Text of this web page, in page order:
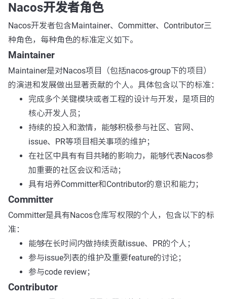
Nacos开发者角色
Nacos开发者包含Maintainer、Committer、Contributor三
种角色，每种角色的标准定义如下。
Maintainer
Maintainer是对Nacos项目（包括nacos-group下的项目）
的演进和发展做出显著贡献的个人。具体包含以下的标准：
完成多个关键模块或者工程的设计与开发，是项目的
核心开发人员；
持续的投入和激情，能够积极参与社区、官网、
issue、PR等项目相关事项的维护；
在社区中具有有目共睹的影响力，能够代表Nacos参
加重要的社区会议和活动；
具有培养Committer和Contributor的意识和能力；
Committer
Committer是具有Nacos仓库写权限的个人，包含以下的标
准：
能够在长时间内做持续贡献issue、PR的个人；
参与issue列表的维护及重要feature的讨论；
参与code review；
Contributor